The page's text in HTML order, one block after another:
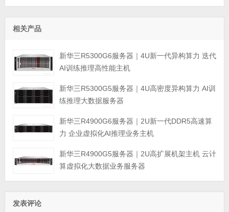
相关产品
新华三R5300G6服务器｜4U新一代异构算力 迭代
AI训练推理高性能主机
新华三R5300G5服务器｜4U高密度异构算力 AI训
练推理大数据服务器
新华三R4900G6服务器｜2U新一代DDR5高速算
力 企业虚拟化AI推理业务主机
新华三R4900G5服务器｜2U高扩展机架主机 云计
算虚拟化大数据业务服务器
发表评论